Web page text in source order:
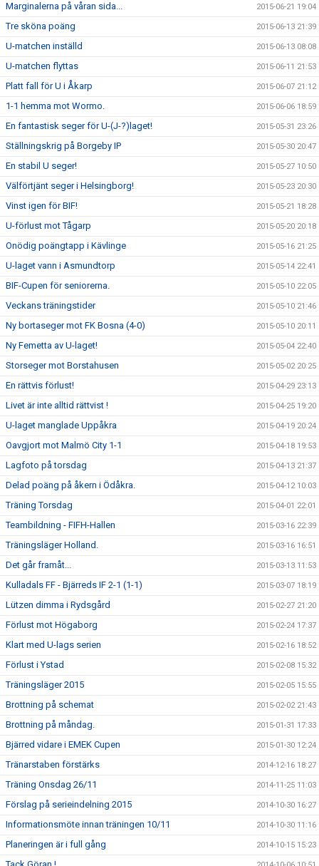
Marginalerna på våran sida... 2015-06-21 19:04
Tre sköna poäng 2015-06-13 21:39
U-matchen inställd 2015-06-13 08:08
U-matchen flyttas 2015-06-11 21:53
Platt fall för U i Åkarp 2015-06-07 21:12
1-1 hemma mot Wormo. 2015-06-06 18:59
En fantastisk seger för U-(J-?)laget! 2015-05-31 23:26
Ställningskrig på Borgeby IP 2015-05-30 20:47
En stabil U seger! 2015-05-27 10:50
Välförtjänt seger i Helsingborg! 2015-05-23 20:30
Vinst igen för BIF! 2015-05-21 18:28
U-förlust mot Tågarp 2015-05-20 20:18
Onödig poängtapp i Kävlinge 2015-05-16 21:25
U-laget vann i Asmundtorp 2015-05-14 22:41
BIF-Cupen för seniorerna. 2015-05-10 22:05
Veckans träningstider 2015-05-10 21:46
Ny bortaseger mot FK Bosna (4-0) 2015-05-10 20:11
Ny Femetta av U-laget! 2015-05-04 22:40
Storseger mot Borstahusen 2015-05-02 20:25
En rättvis förlust! 2015-04-29 23:13
Livet är inte alltid rättvist ! 2015-04-25 19:20
U-laget manglade Uppåkra 2015-04-19 20:24
Oavgjort mot Malmö City 1-1 2015-04-18 19:53
Lagfoto på torsdag 2015-04-13 21:37
Delad poäng på åkern i Ödåkra. 2015-04-12 10:03
Träning Torsdag 2015-04-01 22:01
Teambildning - FIFH-Hallen 2015-03-16 22:39
Träningsläger Holland. 2015-03-16 16:51
Det går framåt... 2015-03-13 11:53
Kulladals FF - Bjärreds IF 2-1 (1-1) 2015-03-07 18:19
Lützen dimma i Rydsgård 2015-02-27 21:20
Förlust mot Högaborg 2015-02-24 17:37
Klart med U-lags serien 2015-02-16 18:52
Förlust i Ystad 2015-02-08 15:32
Träningsläger 2015 2015-02-05 15:55
Brottning på schemat 2015-02-02 21:43
Brottning på måndag. 2015-01-31 17:33
Bjärred vidare i EMEK Cupen 2015-01-30 12:24
Tränarstaben förstärks 2014-12-16 18:27
Träning Onsdag 26/11 2014-11-25 11:03
Förslag på serieindelning 2015 2014-10-30 16:27
Informationsmöte innan träningen 10/11 2014-10-30 11:16
Planeringen är i full gång 2014-10-15 15:23